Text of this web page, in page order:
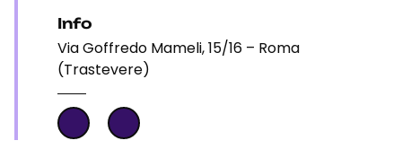
Info
Via Goffredo Mameli, 15/16 – Roma
(Trastevere)